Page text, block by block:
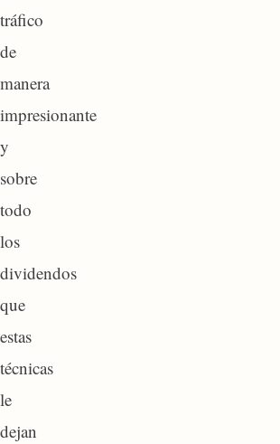
tráfico
de
manera
impresionante
y
sobre
todo
los
dividendos
que
estas
técnicas
le
dejan